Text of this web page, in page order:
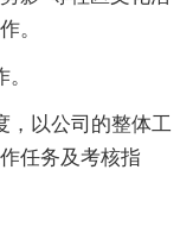
。
以公司的整体工
任务及考核指